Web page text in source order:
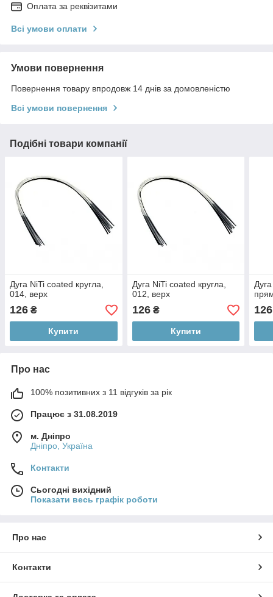
Оплата за реквізитами
Всі умови оплати
Умови повернення
Повернення товару впродовж 14 днів за домовленістю
Всі умови повернення
Подібні товари компанії
Дуга NiTi coated кругла,
014, верх
126 ₴
Купити
Дуга NiTi coated кругла,
012, верх
126₴
Купити
126
Про нас
100% позитивних з 11 відгуків за рік
Працює з 31.08.2019
м. Дніпро
Дніпро, Україна
Контакти
Сьогодні вихідний
Показати весь графік роботи
Про нас
Контакти